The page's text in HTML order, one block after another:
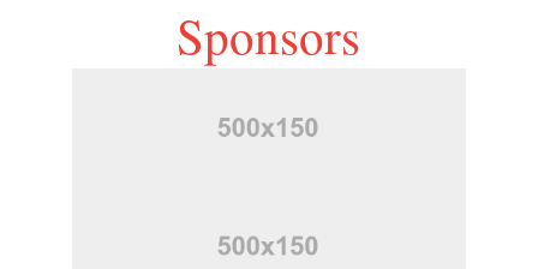
Sponsors